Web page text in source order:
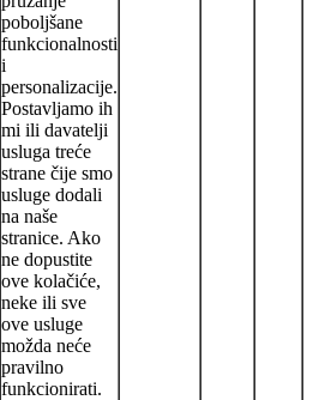
poboljšane
funkcionalnosti
i
personalizacije.
Postavljamo ih
mi ili davatelji
usluga treće
strane čije smo
usluge dodali
na naše
stranice. Ako
ne dopustite
ove kolačiće,
neke ili sve
ove usluge
možda neće
pravilno
funkcionirati.